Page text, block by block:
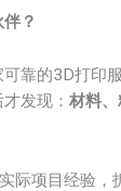
？
靠的3D打印
发现： 材料
际项目经验